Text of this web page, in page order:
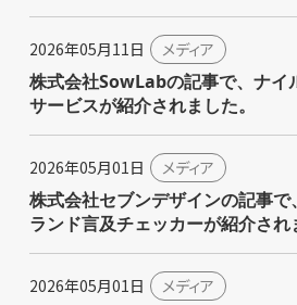
2026年05月11日 メディア
株式会社SowLabの記事で、ナ
サービスが紹介されました。
2026年05月01日 メディア
株式会社セブンデザインの記事
ランド言及チェッカーが紹介され
2026年05月01日 メディア